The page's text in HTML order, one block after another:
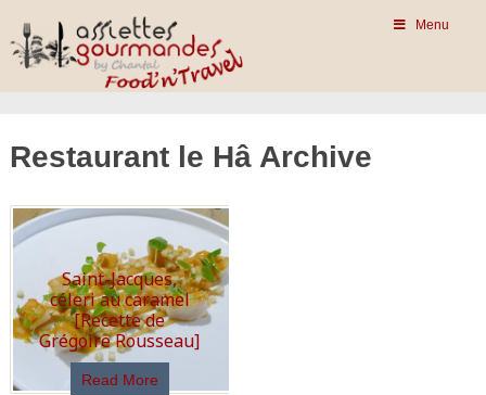
Menu
Restaurant le Hâ Archive
Saint-Jacques,
céleri au caramel
[Recette de
Grégoire Rousseau]
Read More